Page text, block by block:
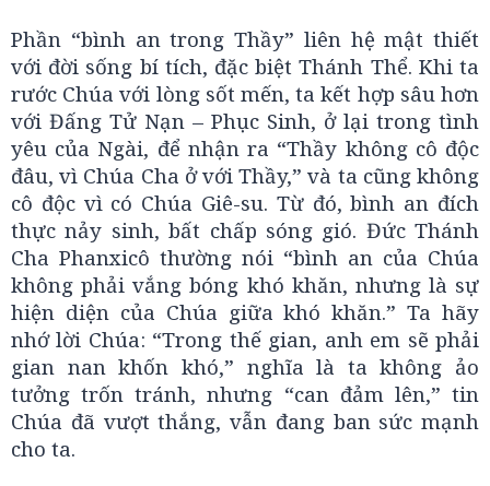
Phần “bình an trong Thầy” liên hệ mật thiết
với đời sống bí tích, đặc biệt Thánh Thể. Khi ta
rước Chúa với lòng sốt mến, ta kết hợp sâu hơn
với Đấng Tử Nạn – Phục Sinh, ở lại trong tình
yêu của Ngài, để nhận ra “Thầy không cô độc
đâu, vì Chúa Cha ở với Thầy,” và ta cũng không
cô độc vì có Chúa Giê-su. Từ đó, bình an đích
thực nảy sinh, bất chấp sóng gió. Đức Thánh
Cha Phanxicô thường nói “bình an của Chúa
không phải vắng bóng khó khăn, nhưng là sự
hiện diện của Chúa giữa khó khăn.” Ta hãy
nhớ lời Chúa: “Trong thế gian, anh em sẽ phải
gian nan khốn khó,” nghĩa là ta không ảo
tưởng trốn tránh, nhưng “can đảm lên,” tin
Chúa đã vượt thắng, vẫn đang ban sức mạnh
cho ta.